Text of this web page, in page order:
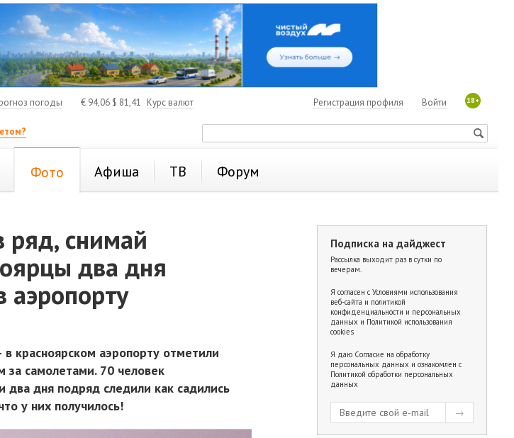
погоды € 94,06 $ 81,41 Курс валют 18+
Войти
Регистрация профиля
Фото Афиша ТВ Форум
ряд, снимай
два дня
аэропорту
красноярском аэропорту отметили
самолетами. 70 человек
дня подряд следили как садились
у них получилось!
Подписка на дайджест
Рассылка выходит раз в сутки по
вечерам.
Я согласен с Условиями использования
веб-сайта и политикой
конфиденциальности и персональных
данных и Политикой использования
cookies
Я даю Согласие на обработку
персональных данных и ознакомлен с
Политикой обработки персональных
данных